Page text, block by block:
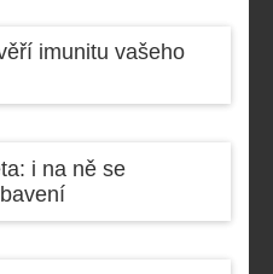
imunitu vašeho
i na ně se